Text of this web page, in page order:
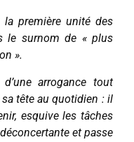
première unité des
le surnom de « plus
».
arrogance tout
sa tête au quotidien : il
esquive les tâches
et passe